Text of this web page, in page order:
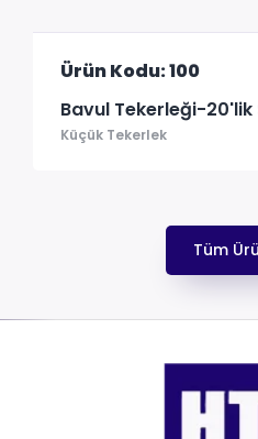
Ürün Kodu: 100
Bavul Tekerleği-20'lik
Küçük Tekerlek
Tüm